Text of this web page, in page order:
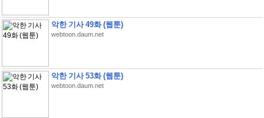
악한 기사 49화 (웹툰)
webtoon.daum.net
악한 기사 53화 (웹툰)
webtoon.daum.net